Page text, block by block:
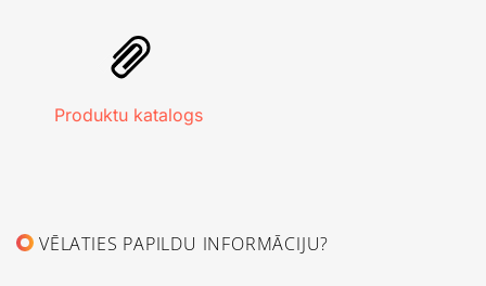
Produktu katalogs
VĒLATIES PAPILDU INFORMĀCIJU?